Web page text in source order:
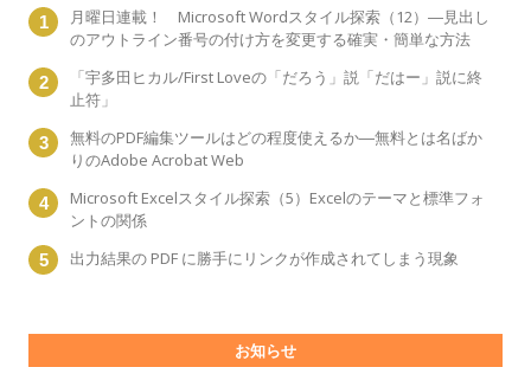
月曜日連載！ Microsoft Wordスタイル探索（12）―見出し
のアウトライン番号の付け方を変更する確実・簡単な方法
「宇多田ヒカル/First Loveの「だろう」説「だはー」説に終
止符」
無料のPDF編集ツールはどの程度使えるか―無料とは名ばか
りのAdobe Acrobat Web
Microsoft Excelスタイル探索（5）Excelのテーマと標準フォ
ントの関係
出力結果の PDF に勝手にリンクが作成されてしまう現象
お知らせ